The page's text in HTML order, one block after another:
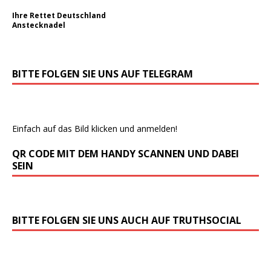
Ihre Rettet Deutschland
Anstecknadel
BITTE FOLGEN SIE UNS AUF TELEGRAM
Einfach auf das Bild klicken und anmelden!
QR CODE MIT DEM HANDY SCANNEN UND DABEI
SEIN
BITTE FOLGEN SIE UNS AUCH AUF TRUTHSOCIAL